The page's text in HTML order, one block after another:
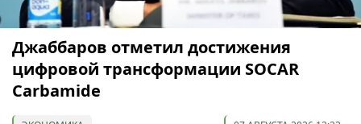
Джаббаров отметил достижения
цифровой трансформации SOCAR
Carbamide